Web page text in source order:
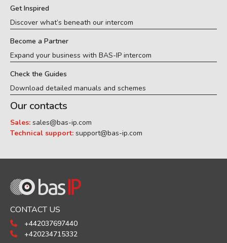
Get Inspired
Discover what’s beneath our intercom
Become a Partner
Expand your business with BAS-IP intercom
Check the Guides
Download detailed manuals and schemes
Our contacts
Sales: sales@bas-ip.com
Technical support: support@bas-ip.com
CONTACT US
+442037697440
+420234715332